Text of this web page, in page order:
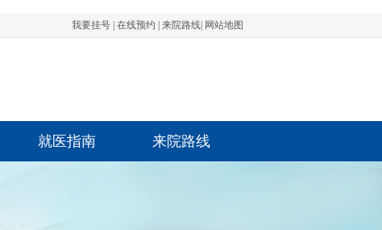
我要挂号 在线预约 来院路线 网站地图
就医指南 来院路线